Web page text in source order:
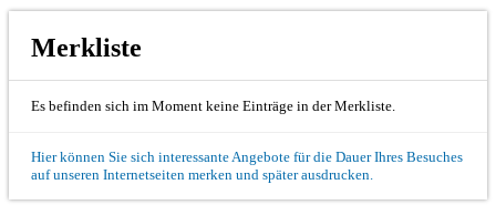
Merkliste
Es befinden sich im Moment keine Einträge in der Merkliste.
Hier können Sie sich interessante Angebote für die Dauer Ihres Besuches
auf unseren Internetseiten merken und später ausdrucken.